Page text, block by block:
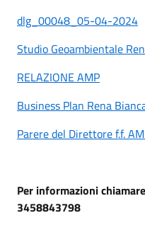
dlg_00048_05-04-2024
Studio Geoambientale
RELAZIONE AMP
Business Plan Rena
Parere del Direttore f.f.
Per informazioni
3458843798